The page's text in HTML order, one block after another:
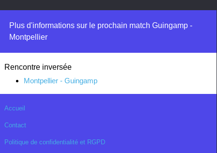
Plus d'informations sur le prochain match Guingamp -
Montpellier
Rencontre inversée
Montpellier - Guingamp
Accueil
Contact
Politique de confidentialité et RGPD